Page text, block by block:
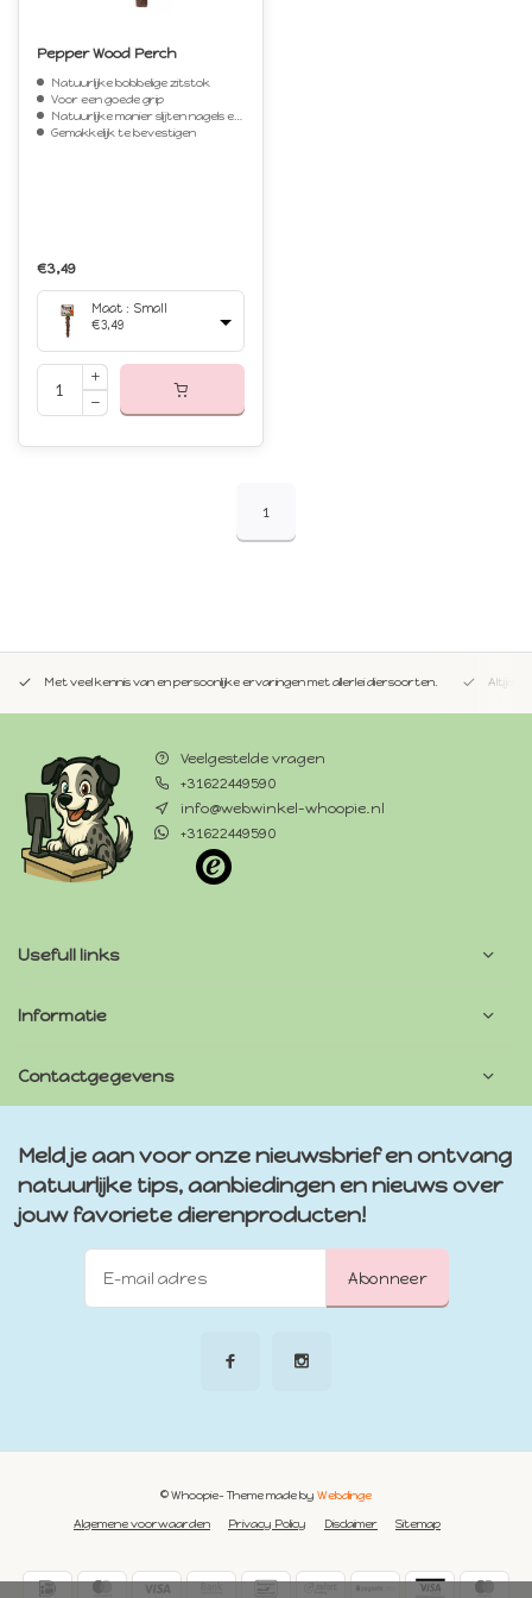
Pepper Wood Perch
Natuurlijke bobbelige zitstok
Voor een goede grip
Natuurlijke manier slijten nagels en snavel
Gemakkelijk te bevestigen
€3,49
Maat : Small
€3,49
1
Met veel kennis van en persoonlijke ervaringen met allerlei diersoorten. Altijd
Veelgestelde vragen
+31622449590
info@webwinkel-whoopie.nl
+31622449590
Usefull links
Informatie
Contactgegevens
Meld je aan voor onze nieuwsbrief en ontvang
natuurlijke tips, aanbiedingen en nieuws over
jouw favoriete dierenproducten!
Abonneer
Algemene voorwaarden Privacy Policy Disclaimer Sitemap
© Whoopie- Theme made by Webdinge